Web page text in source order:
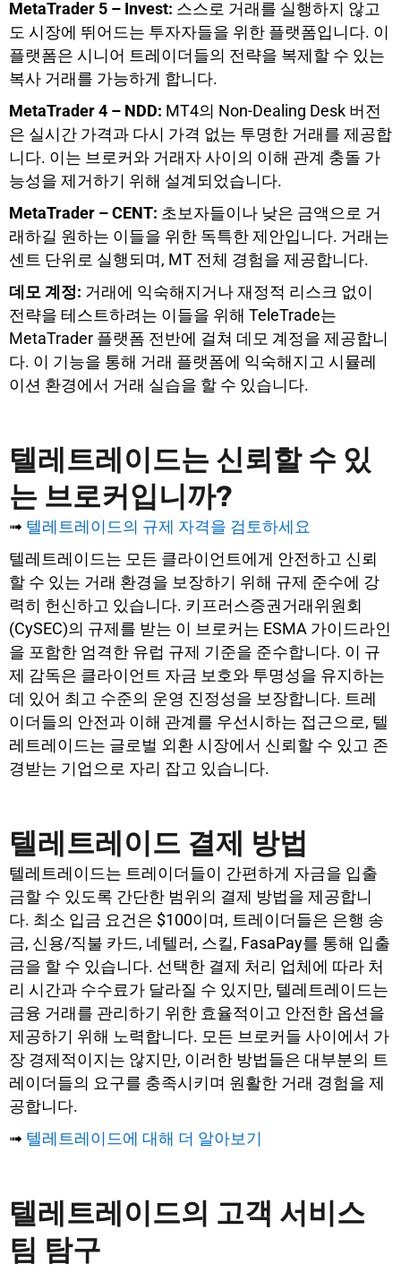
MetaTrader 5 – Invest: 스스로 거래를 실행하지 않고
도 시장에 뛰어드는 투자자들을 위한 플랫폼입니다. 이
플랫폼은 시니어 트레이더들의 전략을 복제할 수 있는
복사 거래를 가능하게 합니다.
MetaTrader 4 – NDD: MT4의 Non-Dealing Desk 버전
은 실시간 가격과 다시 가격 없는 투명한 거래를 제공합
니다. 이는 브로커와 거래자 사이의 이해 관계 충돌 가
능성을 제거하기 위해 설계되었습니다.
MetaTrader – CENT: 초보자들이나 낮은 금액으로 거
래하길 원하는 이들을 위한 독특한 제안입니다. 거래는
센트 단위로 실행되며, MT 전체 경험을 제공합니다.
데모 계정: 거래에 익숙해지거나 재정적 리스크 없이
전략을 테스트하려는 이들을 위해 TeleTrade는
MetaTrader 플랫폼 전반에 걸쳐 데모 계정을 제공합니
다. 이 기능을 통해 거래 플랫폼에 익숙해지고 시뮬레
이션 환경에서 거래 실습을 할 수 있습니다.
텔레트레이드는 신뢰할 수 있
는 브로커입니까?
➟ 텔레트레이드의 규제 자격을 검토하세요
텔레트레이드는 모든 클라이언트에게 안전하고 신뢰
할 수 있는 거래 환경을 보장하기 위해 규제 준수에 강
력히 헌신하고 있습니다. 키프러스증권거래위원회
(CySEC)의 규제를 받는 이 브로커는 ESMA 가이드라인
을 포함한 엄격한 유럽 규제 기준을 준수합니다. 이 규
제 감독은 클라이언트 자금 보호와 투명성을 유지하는
데 있어 최고 수준의 운영 진정성을 보장합니다. 트레
이더들의 안전과 이해 관계를 우선시하는 접근으로, 텔
레트레이드는 글로벌 외환 시장에서 신뢰할 수 있고 존
경받는 기업으로 자리 잡고 있습니다.
텔레트레이드 결제 방법
텔레트레이드는 트레이더들이 간편하게 자금을 입출
금할 수 있도록 간단한 범위의 결제 방법을 제공합니
다. 최소 입금 요건은 $100이며, 트레이더들은 은행 송
금, 신용/직불 카드, 네텔러, 스킬, FasaPay를 통해 입출
금을 할 수 있습니다. 선택한 결제 처리 업체에 따라 처
리 시간과 수수료가 달라질 수 있지만, 텔레트레이드는
금융 거래를 관리하기 위한 효율적이고 안전한 옵션을
제공하기 위해 노력합니다. 모든 브로커들 사이에서 가
장 경제적이지는 않지만, 이러한 방법들은 대부분의 트
레이더들의 요구를 충족시키며 원활한 거래 경험을 제
공합니다.
➟ 텔레트레이드에 대해 더 알아보기
텔레트레이드의 고객 서비스
팀 탐구